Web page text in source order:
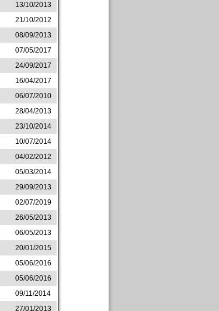
13/10/2013
21/10/2012
08/09/2013
07/05/2017
24/09/2017
16/04/2017
06/07/2010
28/04/2013
23/10/2014
10/07/2014
04/02/2012
05/03/2014
29/09/2013
02/07/2019
26/05/2013
06/05/2013
20/01/2015
05/06/2016
05/06/2016
09/11/2014
27/01/2013